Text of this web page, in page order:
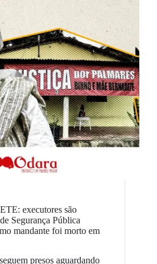
executores são
Segurança Pública
mandante foi morto em
presos aguardando